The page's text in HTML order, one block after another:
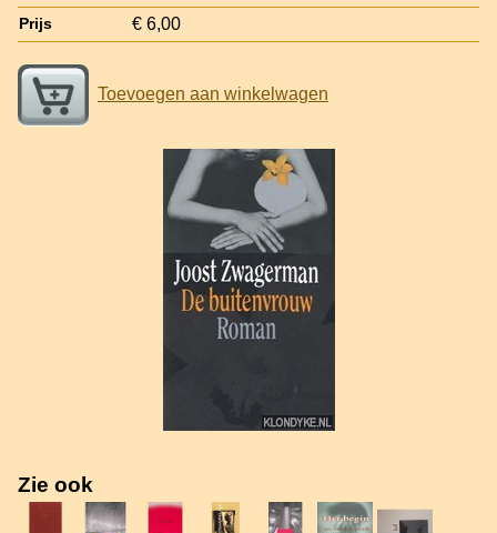
Prijs € 6,00
Toevoegen aan winkelwagen
Zie ook